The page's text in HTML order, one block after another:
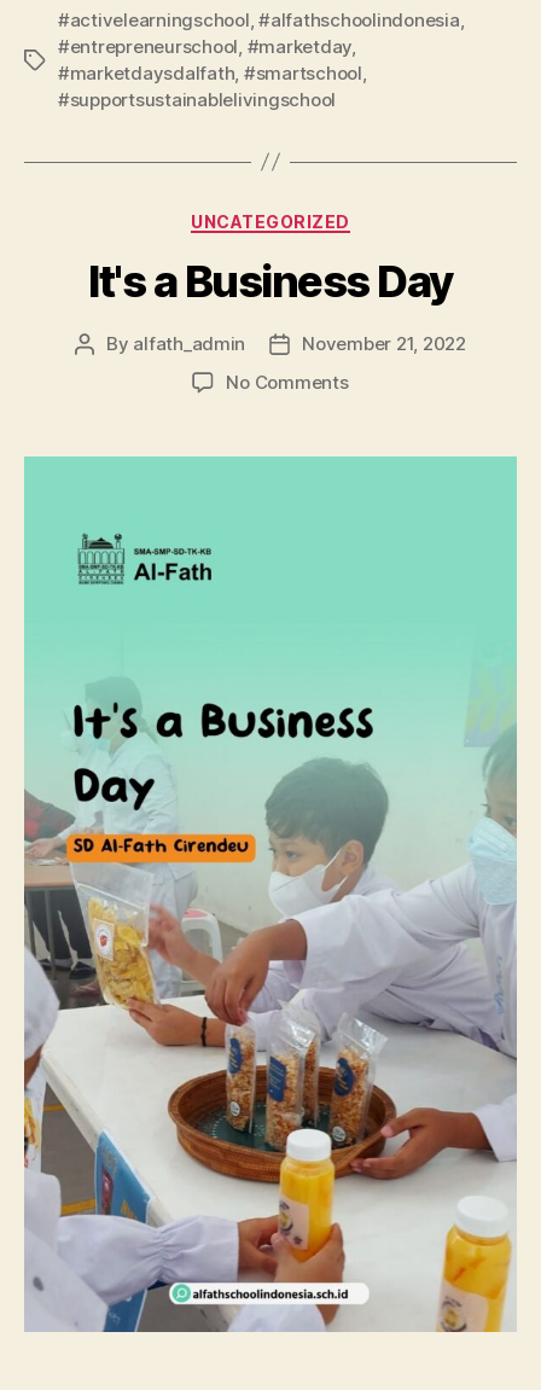
#activelearningschool ,#alfathschoolindonesia
#entrepreneurschool #marketday
#marketdaysdalfath #smartschool
#supportsustainablelivingschool
UNCATEGORIZED
It's a Business Day
By alfath_admin
November 21, 2022
No Comments